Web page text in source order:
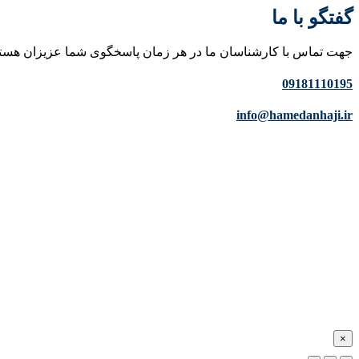
گفتگو با ما
جهت تماس با کارشناسان ما در هر زمان پاسخگوی شما عزیزان
09181110195
info@hamedanhaji.ir
×